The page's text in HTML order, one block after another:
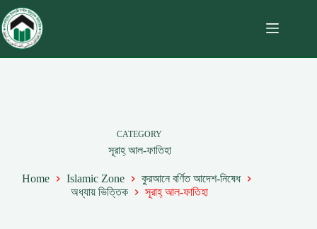
CATEGORY
সূরাহ্‌ আল-ফাতিহা
Home Islamic Zone
কুরআনে বর্ণিত আদেশ-নিষেধ
অধ্যায় ভিত্তিক
সূরাহ্‌ আল-ফাতিহা